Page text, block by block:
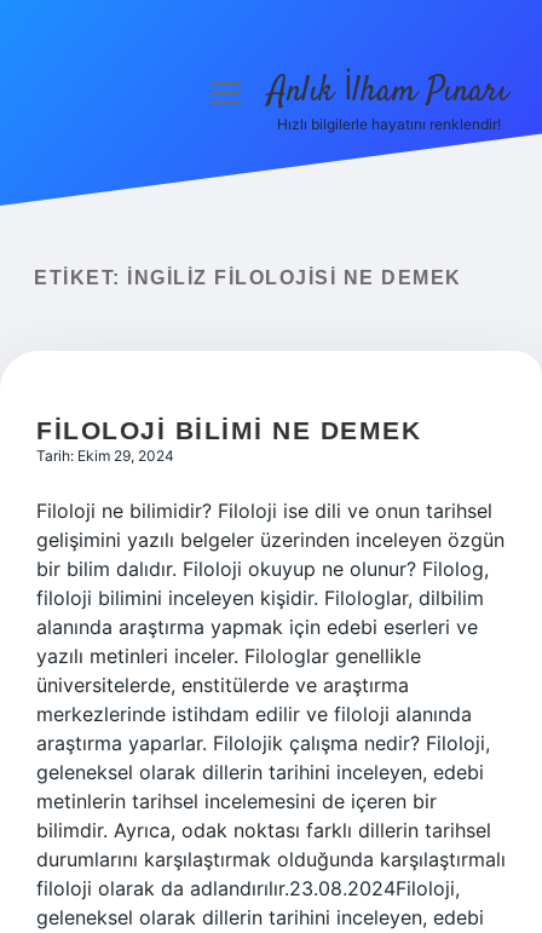
Yasal Uyarı
menüyüAnlık İlham Pınarı
Hızlı bilgilerle hayatını renklendir!
ETIKET: İNGILIZ FILOLOJISI NE DEMEK
FILOLOJI BILIMI NE DEMEK
Tarih: Ekim 29, 2024
Filoloji ne bilimidir? Filoloji ise dili ve onun tarihsel
gelişimini yazılı belgeler üzerinden inceleyen özgün
bir bilim dalıdır. Filoloji okuyup ne olunur? Filolog,
filoloji bilimini inceleyen kişidir. Filologlar, dilbilim
alanında araştırma yapmak için edebi eserleri ve
yazılı metinleri inceler. Filologlar genellikle
üniversitelerde, enstitülerde ve araştırma
merkezlerinde istihdam edilir ve filoloji alanında
araştırma yaparlar. Filolojik çalışma nedir? Filoloji,
geleneksel olarak dillerin tarihini inceleyen, edebi
metinlerin tarihsel incelemesini de içeren bir
bilimdir. Ayrıca, odak noktası farklı dillerin tarihsel
durumlarını karşılaştırmak olduğunda karşılaştırmalı
filoloji olarak da adlandırılır.23.08.2024Filoloji,
geleneksel olarak dillerin tarihini inceleyen, edebi